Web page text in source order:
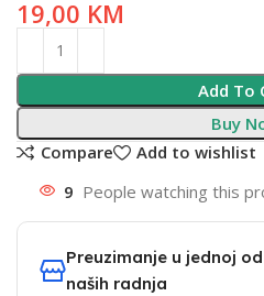
19,00 KM
Add To
Buy
Compare
Add to wishlist
9 People watching this
Preuzimanje u jednoj od
naših radnja